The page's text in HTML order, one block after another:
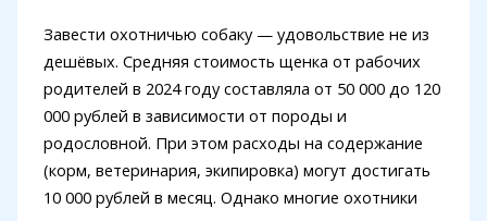
Завести охотничью собаку — удовольствие не из
дешёвых. Средняя стоимость щенка от рабочих
родителей в 2024 году составляла от 50 000 до 120
000 рублей в зависимости от породы и
родословной. При этом расходы на содержание
(корм, ветеринария, экипировка) могут достигать
10 000 рублей в месяц. Однако многие охотники